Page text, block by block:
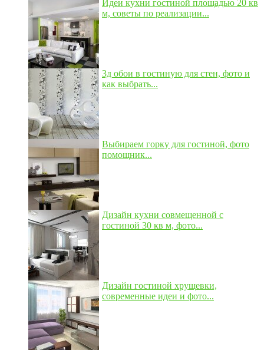
Идеи кухни гостиной площадью 20 кв
м, советы по реализации...
3д обои в гостиную для стен, фото и
как выбрать...
Выбираем горку для гостиной, фото
помощник...
Дизайн кухни совмещенной с
гостиной 30 кв м, фото...
Дизайн гостиной хрущевки,
современные идеи и фото...